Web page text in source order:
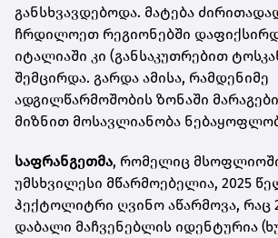
განსხვავდებოდა. მატება
ჩრდილოეთ რეგიონებში
იტალიაში კი (განსაკუთრებით
შემცირდა. გარდა ამისა, რამდენიმე
ადგილწარმოშობის ზონაში
მიზნით მოსავლიანობა
საფრანგეთმა, რომელიც
უმსხვილესი მწარმოებელია, 2025
ჰექტოლიტრი ღვინო აწარმოვა, რაც
დაბალი მაჩვენებლის იდენტურია